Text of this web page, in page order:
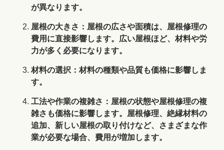
が異なります。
屋根の大きさ：屋根の広さや面積は、屋根修理の
費用に直接影響します。広い屋根ほど、材料や労
力が多く必要になります。
材料の選択：材料の種類や品質も価格に影響しま
す。
工法や作業の複雑さ：屋根の状態や屋根修理の複
雑さも価格に影響します。屋根修理、絶縁材料の
追加、新しい屋根の取り付けなど、さまざまな作
業が必要な場合、費用が増加します。